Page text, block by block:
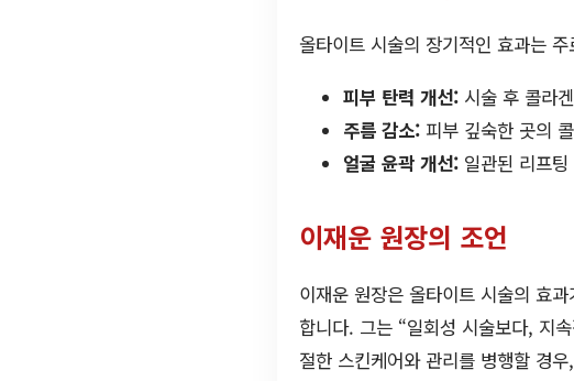
올타이트 시술의 장기적인 효과는
피부 탄력 개선: 시술 후 콜라
주름 감소: 피부 깊숙한 곳의
얼굴 윤곽 개선: 일관된 리프
이재운 원장의 조언
이재운 원장은 올타이트 시술의 효
합니다. 그는 “일회성 시술보다, 지
절한 스킨케어와 관리를 병행할 경